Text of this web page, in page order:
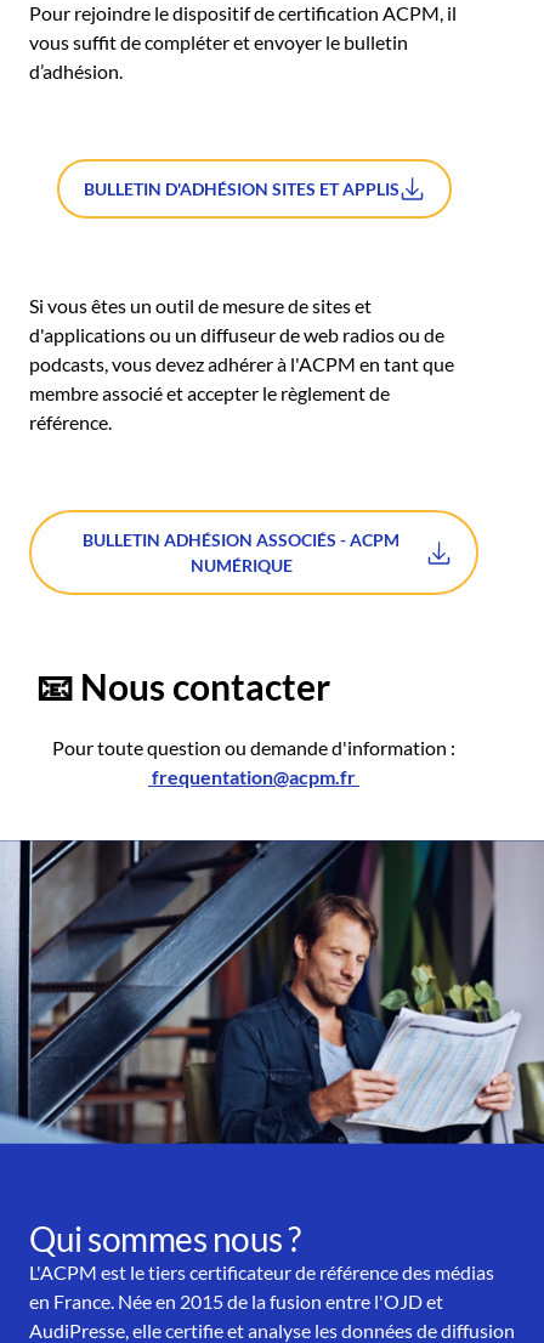
Pour rejoindre le dispositif de certification ACPM, il
vous suffit de compléter et envoyer le bulletin
d’adhésion.
BULLETIN D'ADHÉSION SITES ET APPLIS
Si vous êtes un outil de mesure de sites et
d'applications ou un diffuseur de web radios ou de
podcasts, vous devez adhérer à l'ACPM en tant que
membre associé et accepter le règlement de
référence.
BULLETIN ADHÉSION ASSOCIÉS - ACPM
NUMÉRIQUE
📧 Nous contacter
Pour toute question ou demande d'information :
frequentation@acpm.fr
Qui sommes nous ?
L'ACPM est le tiers certificateur de référence des médias
en France. Née en 2015 de la fusion entre l'OJD et
AudiPresse, elle certifie et analyse les données de diffusion